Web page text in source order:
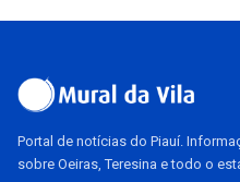
Portal de notícias do Piauí.
sobre Oeiras, Teresina e todo o